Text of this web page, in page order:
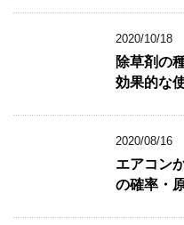
2020/10/18
除草剤の
効果的な
2020/08/16
エアコン
の確率・